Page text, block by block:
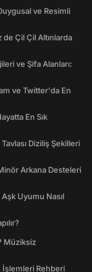
ve Resimli
Çil Çil Altınlarda
ve Şifa Alanları:
ve Twitter'da En
En Sık
Tavlası Diziliş Şekilleri
Arkana Desteleri
Uyumu Nasıl
Müziksiz
İşlemleri Rehberi